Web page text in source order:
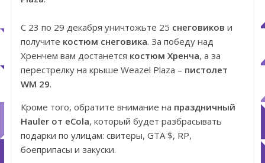
С 23 по 29 декабря уничтожьте 25 снеговиков и
получите костюм снеговика. За победу над
Хренчем вам достанется костюм Хренча, а за
перестрелку на крыше Weazel Plaza – пистолет
WM 29.
Кроме того, обратите внимание на праздничный
Hauler от eCola, который будет разбрасывать
подарки по улицам: свитеры, GTA $, RP,
боеприпасы и закуски.